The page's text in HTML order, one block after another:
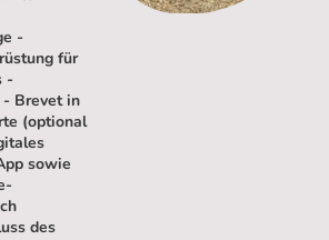
-
für
-
- Brevet in
(optional
sowie
des